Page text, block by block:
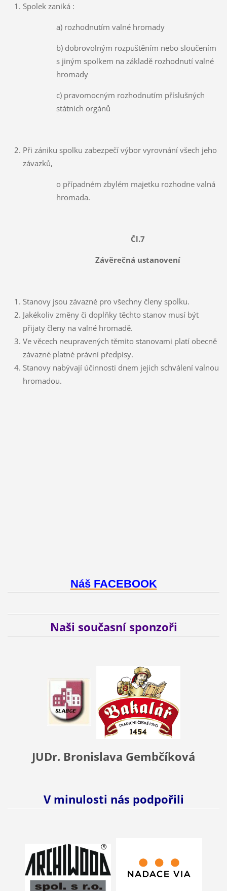
Spolek zaniká :
a) rozhodnutím valné hromady
b) dobrovolným rozpuštěním nebo sloučením
s jiným spolkem na základě rozhodnutí valné
hromady
c) pravomocným rozhodnutím příslušných
státních orgánů
Při zániku spolku zabezpečí výbor vyrovnání všech jeho
závazků,
o případném zbylém majetku rozhodne valná
hromada.
Čl.7
Závěrečná ustanovení
Stanovy jsou závazné pro všechny členy spolku.
Jakékoliv změny či doplňky těchto stanov musí být
přijaty členy na valné hromadě.
Ve věcech neupravených těmito stanovami platí obecně
závazné platné právní předpisy.
Stanovy nabývají účinnosti dnem jejich schválení valnou
hromadou.
Náš FACEBOOK
Naši současní sponzoři
JUDr. Bronislava Gembčíková
V minulosti nás podpořili